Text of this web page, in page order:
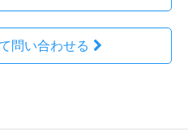
問い合わせる